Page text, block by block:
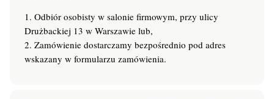
1. Odbiór osobisty w salonie firmowym, przy ulicy
Drużbackiej 13 w Warszawie lub,
2. Zamówienie dostarczamy bezpośrednio pod adres
wskazany w formularzu zamówienia.